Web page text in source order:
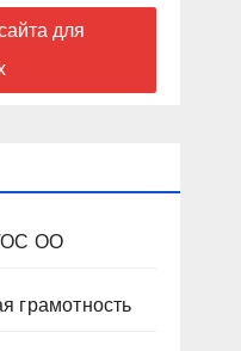
для
ОО
грамотность